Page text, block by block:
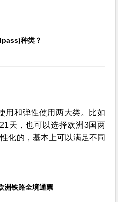
种类？
用和弹性使用两大类。比如
天，也可以选择欧洲3国两
化的，基本上可以满足不同
铁路全境通票